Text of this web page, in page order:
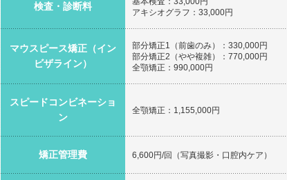
検査・診断料
アキシオグラフ：33,000円
マウスピース矯正（イン
ビザライン）
部分矯正1（前歯のみ）：330,000円
部分矯正2（やや複雑）：770,000円
全顎矯正：990,000円
スピードコンビネーショ
ン
全顎矯正：1,155,000円
矯正管理費 6,600円/回（写真撮影・口腔内ケア）